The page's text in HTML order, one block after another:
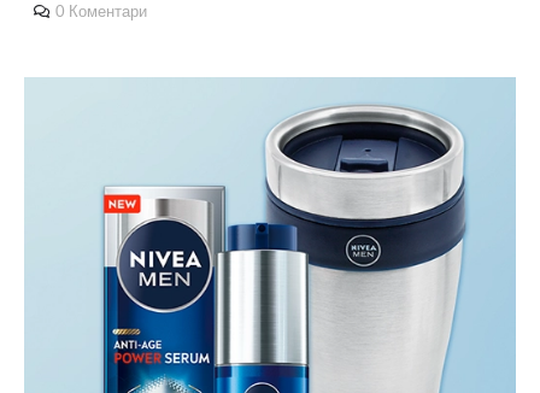
0 Коментари